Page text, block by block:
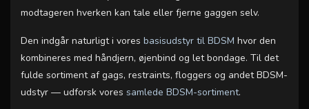
modtageren hverken kan tale eller fjerne gaggen selv.
Den indgår naturligt i vores basisudstyr til BDSM hvor den
kombineres med håndjern, øjenbind og let bondage. Til det
fulde sortiment af gags, restraints, floggers og andet BDSM-
udstyr — udforsk vores samlede BDSM-sortiment.